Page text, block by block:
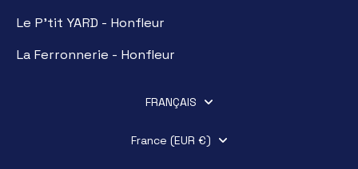
Le P'tit YARD - Honfleur
La Ferronnerie - Honfleur
FRANÇAIS
France (EUR €)